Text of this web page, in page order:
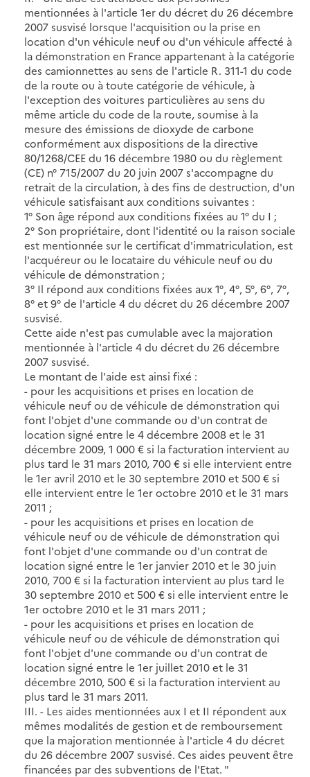
mentionnées à l'article 1er du décret du 26 décembre
2007 susvisé lorsque l'acquisition ou la prise en
location d'un véhicule neuf ou d'un véhicule affecté à
la démonstration en France appartenant à la catégorie
des camionnettes au sens de l'article R. 311-1 du code
de la route ou à toute catégorie de véhicule, à
l'exception des voitures particulières au sens du
même article du code de la route, soumise à la
mesure des émissions de dioxyde de carbone
conformément aux dispositions de la directive
80/1268/CEE du 16 décembre 1980 ou du règlement
(CE) n° 715/2007 du 20 juin 2007 s'accompagne du
retrait de la circulation, à des fins de destruction, d'un
véhicule satisfaisant aux conditions suivantes :
1° Son âge répond aux conditions fixées au 1° du I ;
2° Son propriétaire, dont l'identité ou la raison sociale
est mentionnée sur le certificat d'immatriculation, est
l'acquéreur ou le locataire du véhicule neuf ou du
véhicule de démonstration ;
3° Il répond aux conditions fixées aux 1°, 4°, 5°, 6°, 7°,
8° et 9° de l'article 4 du décret du 26 décembre 2007
susvisé.
Cette aide n'est pas cumulable avec la majoration
mentionnée à l'article 4 du décret du 26 décembre
2007 susvisé.
Le montant de l'aide est ainsi fixé :
- pour les acquisitions et prises en location de
véhicule neuf ou de véhicule de démonstration qui
font l'objet d'une commande ou d'un contrat de
location signé entre le 4 décembre 2008 et le 31
décembre 2009, 1 000 € si la facturation intervient au
plus tard le 31 mars 2010, 700 € si elle intervient entre
le 1er avril 2010 et le 30 septembre 2010 et 500 € si
elle intervient entre le 1er octobre 2010 et le 31 mars
2011 ;
- pour les acquisitions et prises en location de
véhicule neuf ou de véhicule de démonstration qui
font l'objet d'une commande ou d'un contrat de
location signé entre le 1er janvier 2010 et le 30 juin
2010, 700 € si la facturation intervient au plus tard le
30 septembre 2010 et 500 € si elle intervient entre le
1er octobre 2010 et le 31 mars 2011 ;
- pour les acquisitions et prises en location de
véhicule neuf ou de véhicule de démonstration qui
font l'objet d'une commande ou d'un contrat de
location signé entre le 1er juillet 2010 et le 31
décembre 2010, 500 € si la facturation intervient au
plus tard le 31 mars 2011.
III. - Les aides mentionnées aux I et II répondent aux
mêmes modalités de gestion et de remboursement
que la majoration mentionnée à l'article 4 du décret
du 26 décembre 2007 susvisé. Ces aides peuvent être
financées par des subventions de l'Etat. "